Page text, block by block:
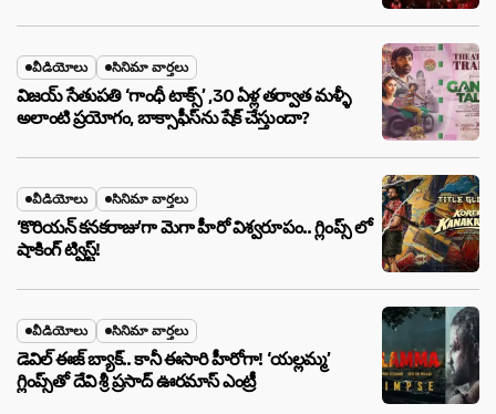
వీడియోలు సినిమా వార్తలు
విజయ్ సేతుపతి ‘గాంధీ టాక్స్’ ,30 ఏళ్ల తర్వాత మళ్ళీ
అలాంటి ప్రయోగం, బాక్సాఫీస్‌ను షేక్ చేస్తుందా?
వీడియోలు సినిమా వార్తలు
‘కొరియన్ కనకరాజు’గా మెగా హీరో విశ్వరూపం.. గ్లింప్స్ లో
షాకింగ్ ట్విస్ట్!
వీడియోలు సినిమా వార్తలు
డెవిల్ ఈజ్ బ్యాక్.. కానీ ఈసారి హీరోగా! ‘యల్లమ్మ’
గ్లింప్స్‌తో దేవి శ్రీ ప్రసాద్ ఊరమాస్ ఎంట్రీ